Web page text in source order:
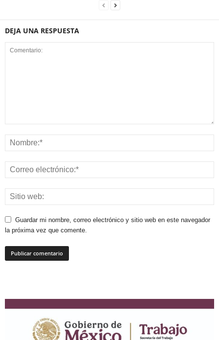
DEJA UNA RESPUESTA
Guardar mi nombre, correo electrónico y sitio web en este navegador
la próxima vez que comente.